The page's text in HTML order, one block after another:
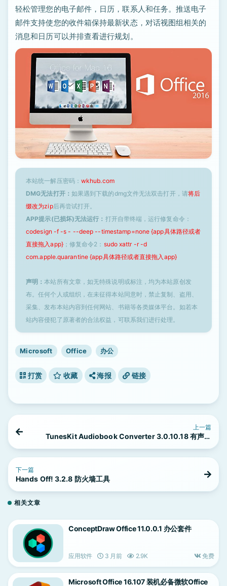
轻松管理您的电子邮件，日历，联系人和任务。推送电子
邮件支持使您的收件箱保持最新状态，对话视图组相关的
消息和日历可以并排查看进行规划。
本站统一解压密码： wkhub.com
DMG无法打开： 如果遇到下载的dmg文件无法双击打开，请将后
缀改为zip后再尝试打开。
APP提示(已损坏)无法运行： 打开自带终端，运行修复命令：
codesign -f -s - --deep --timestamp=none {app具体路径或者
直接拖入app}；修复命令2： sudo xattr -r -d
com.apple.quarantine {app具体路径或者直接拖入app}
声明：本站所有文章，如无特殊说明或标注，均为本站原创发
布。任何个人或组织，在未征得本站同意时，禁止复制、盗用、
采集、发布本站内容到任何网站、书籍等各类媒体平台。如若本
站内容侵犯了原著者的合法权益，可联系我们进行处理。
Microsoft Office 办公
打赏 收藏 海报 链接
上一篇
TunesKit Audiobook Converter 3.0.10.18 有声读
下一篇
Hands Off! 3.2.8 防火墙工具
相关文章
ConceptDraw Office 11.0.0.1 办公套件
应用软件 3 月前 2.9K 免费
Microsoft Office 16.107 装机必备微软Office